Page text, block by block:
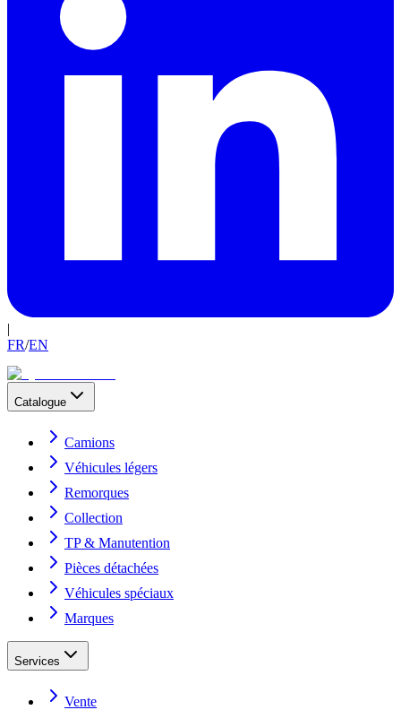
|
FR/EN
Catalogue
Camions
Véhicules légers
Remorques
Collection
TP & Manutention
Pièces détachées
Véhicules spéciaux
Marques
Services
Vente